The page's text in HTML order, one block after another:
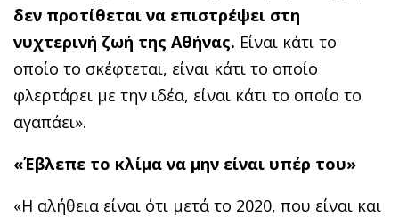
δεν προτίθεται να επιστρέψει στη
νυχτερινή ζωή της Αθήνας. Είναι κάτι το
οποίο το σκέφτεται, είναι κάτι το οποίο
φλερτάρει με την ιδέα, είναι κάτι το οποίο το
αγαπάει».
«Έβλεπε το κλίμα να μην είναι υπέρ του»
«Η αλήθεια είναι ότι μετά το 2020, που είναι και